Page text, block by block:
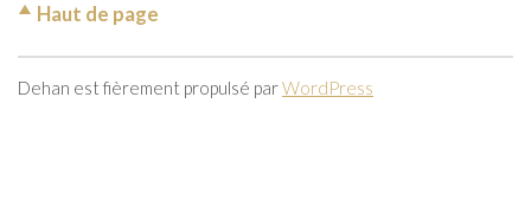
Haut de page
Dehan est fièrement propulsé parWordPress